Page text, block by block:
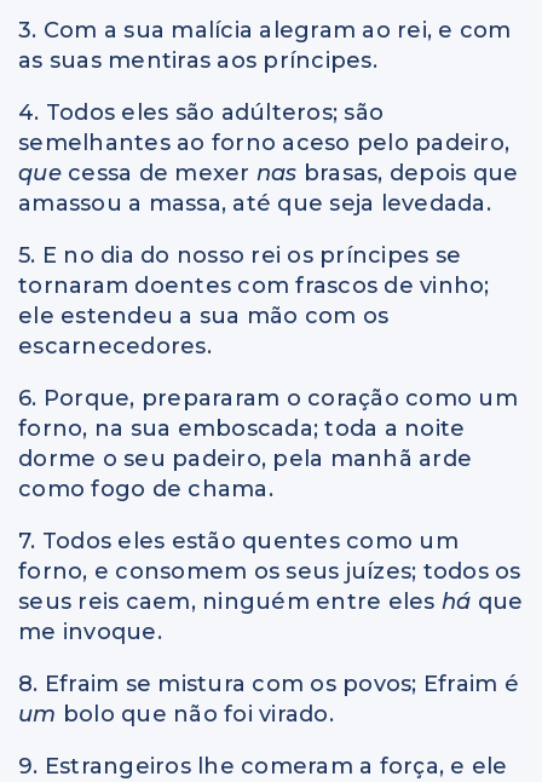
3. Com a sua malícia alegram ao rei, e com
as suas mentiras aos príncipes.
4. Todos eles são adúlteros; são
semelhantes ao forno aceso pelo padeiro,
que cessa de mexer nas brasas, depois que
amassou a massa, até que seja levedada.
5. E no dia do nosso rei os príncipes se
tornaram doentes com frascos de vinho;
ele estendeu a sua mão com os
escarnecedores.
6. Porque, prepararam o coração como um
forno, na sua emboscada; toda a noite
dorme o seu padeiro, pela manhã arde
como fogo de chama.
7. Todos eles estão quentes como um
forno, e consomem os seus juízes; todos os
seus reis caem, ninguém entre eles há que
me invoque.
8. Efraim se mistura com os povos; Efraim é
um bolo que não foi virado.
9. Estrangeiros lhe comeram a força, e ele